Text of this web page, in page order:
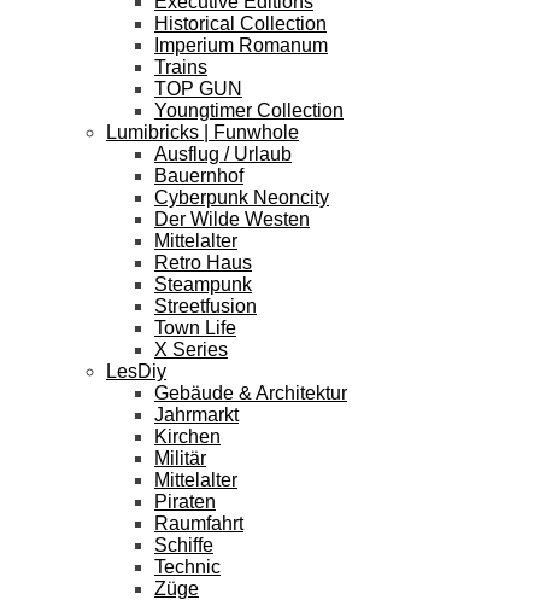
Historical Collection
Imperium Romanum
Trains
TOP GUN
Youngtimer Collection
Lumibricks | Funwhole
Ausflug / Urlaub
Bauernhof
Cyberpunk Neoncity
Der Wilde Westen
Mittelalter
Retro Haus
Steampunk
Streetfusion
Town Life
X Series
LesDiy
Gebäude & Architektur
Jahrmarkt
Kirchen
Militär
Mittelalter
Piraten
Raumfahrt
Schiffe
Technic
Züge